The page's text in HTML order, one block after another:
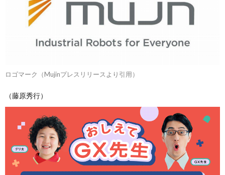
ロゴマーク（Mujinプレスリリースより引用）
（藤原秀行）